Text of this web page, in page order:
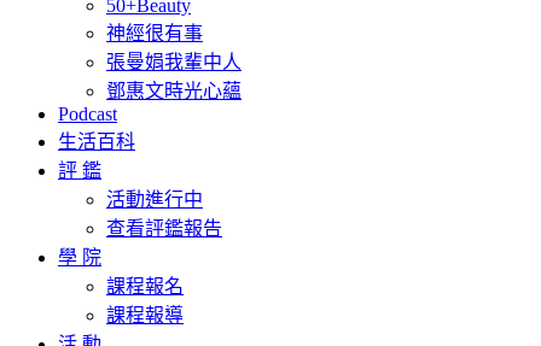
50+Beauty
神經很有事
張曼娟我輩中人
鄧惠文時光心蘊
Podcast
生活百科
評 鑑
活動進行中
查看評鑑報告
學 院
課程報名
課程報導